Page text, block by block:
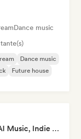
Dance music
Dance music
Future house
Pop Machine Mode 🤖 AI Music, Indie Pop & Dream Pop